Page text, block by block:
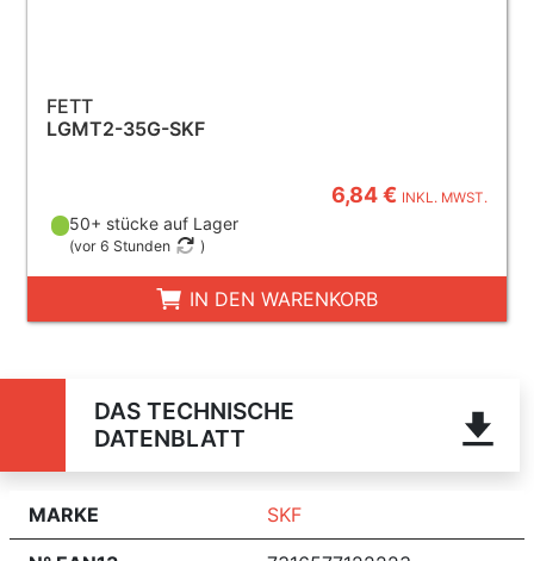
FETT
LGMT2-35G-SKF
6,84 € INKL. MWST.
50+ stücke auf Lager
(vor 6 Stunden )
IN DEN WARENKORB
DAS TECHNISCHE
DATENBLATT
MARKE SKF